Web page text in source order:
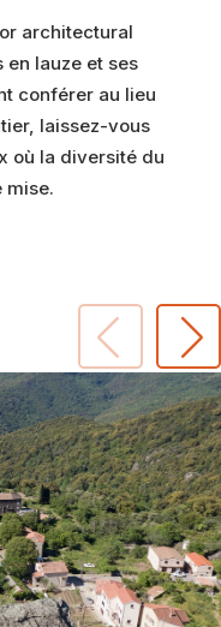
architectural
lauze et ses
conférer au lieu
laissez-vous
où la diversité du
mise.